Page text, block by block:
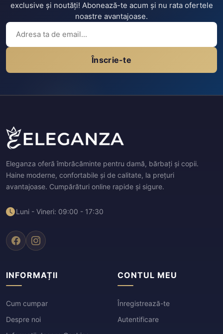
exclusive și noutăți! Abonează-te acum și nu rata ofertele
noastre avantajoase.
Înscrie-te
Eleganza oferă îmbrăcăminte pentru damă, bărbați și copii.
Haine moderne, confortabile și de calitate, la prețuri
avantajoase. Cumpărături online rapide și sigure.
Luni - Vineri: 09:00 - 17:30
INFORMAȚII
Cum cumpar
Despre noi
CONTUL MEU
Înregistrează-te
Autentificare